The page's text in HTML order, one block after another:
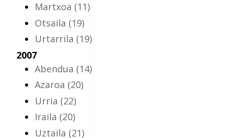
Martxoa (11)
Otsaila (19)
Urtarrila (19)
2007
Abendua (14)
Azaroa (20)
Urria (22)
Iraila (20)
Uztaila (21)